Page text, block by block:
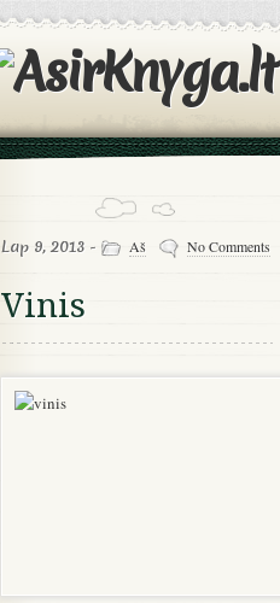
Lap 9, 2013 - Aš No Comments
Vinis